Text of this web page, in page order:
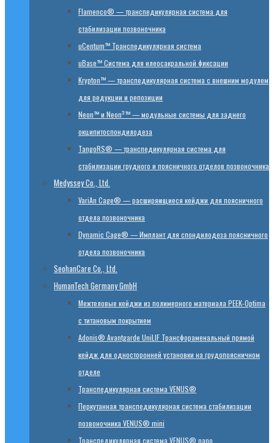
Flamenco® — транспедикулярная система для
стабилизации позвоночника
uCentum™ Транспедикулярная система
uBase™ Cистема для илеосакральной фиксации
Krypton™ — транспедикулярная система с внешним модулем
для редукции и репозиции
Neon™ и Neon³™ — модульные системы для заднего
окципитоспондилодеза
TangoRS® — транспедикулярная система для
стабилизации грудного и поясничного отделов позвоночника
Medyssey Co., Ltd.
VariAn Cage® — расширяющиеся кейджи для поясничного
отдела позвоночника
Dynamic Cage® — Имплант для спондилодеза поясничного
отдела позвоночника
SeohanCare Co., Ltd.
HumanTech Germany GmbH
Mежтеловые кейджи из полимерного материала PEEK-Optima
с титановым покрытием
Adonis® Avantgarde UniLIF Трансфораменальный прямой
кейдж для односторонней установки на грудопоясничном
отделе
Транспедикулярная система VENUS®
Перкутанная транспедикулярная система стабилизации
позвоночника VENUS® mini
Транспедикулярная система VENUS® nano